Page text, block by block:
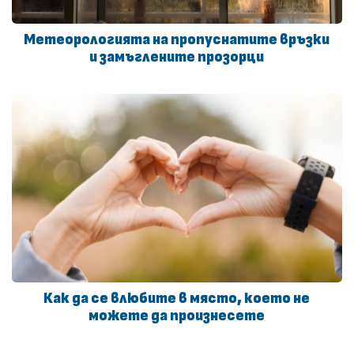
Метеорологията на пропуснатите връзки
и замъглените прозорци
Как да се влюбите в място, което не
можете да произнесете